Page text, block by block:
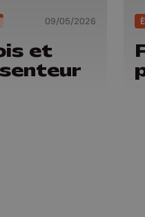
09/05/2026
et